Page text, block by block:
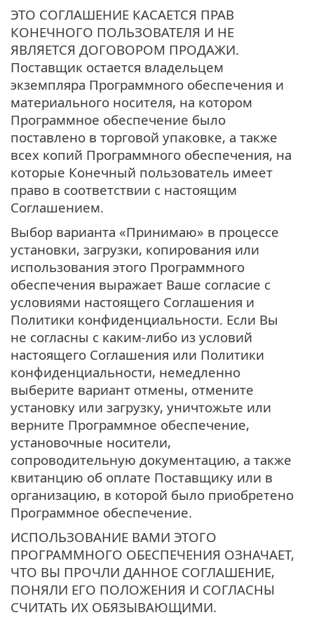
ЭТО СОГЛАШЕНИЕ КАСАЕТСЯ ПРАВ
КОНЕЧНОГО ПОЛЬЗОВАТЕЛЯ И НЕ
ЯВЛЯЕТСЯ ДОГОВОРОМ ПРОДАЖИ.
Поставщик остается владельцем
экземпляра Программного обеспечения и
материального носителя, на котором
Программное обеспечение было
поставлено в торговой упаковке, а также
всех копий Программного обеспечения, на
которые Конечный пользователь имеет
право в соответствии с настоящим
Соглашением.
Выбор варианта «Принимаю» в процессе
установки, загрузки, копирования или
использования этого Программного
обеспечения выражает Ваше согласие с
условиями настоящего Соглашения и
Политики конфиденциальности. Если Вы
не согласны с каким-либо из условий
настоящего Соглашения или Политики
конфиденциальности, немедленно
выберите вариант отмены, отмените
установку или загрузку, уничтожьте или
верните Программное обеспечение,
установочные носители,
сопроводительную документацию, а также
квитанцию об оплате Поставщику или в
организацию, в которой было приобретено
Программное обеспечение.
ИСПОЛЬЗОВАНИЕ ВАМИ ЭТОГО
ПРОГРАММНОГО ОБЕСПЕЧЕНИЯ ОЗНАЧАЕТ,
ЧТО ВЫ ПРОЧЛИ ДАННОЕ СОГЛАШЕНИЕ,
ПОНЯЛИ ЕГО ПОЛОЖЕНИЯ И СОГЛАСНЫ
СЧИТАТЬ ИХ ОБЯЗЫВАЮЩИМИ.